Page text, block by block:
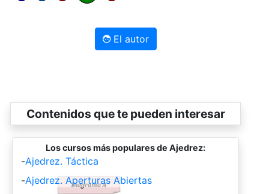
El autor
Contenidos que te pueden interesar
Los cursos más populares de Ajedrez:
-Ajedrez. Táctica
-Ajedrez. Aperturas Abiertas